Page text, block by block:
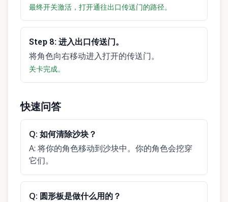
最终开关激活，打开通往出口传送门的路径。
Step 8:进入出口传送门。
将角色向右移动进入打开的传送门。
关卡完成。
快速问答
Q: 如何清除沙块？
A: 将你的角色移动到沙块中。你的角色会挖穿
它们。
Q: 圆形板是做什么用的？